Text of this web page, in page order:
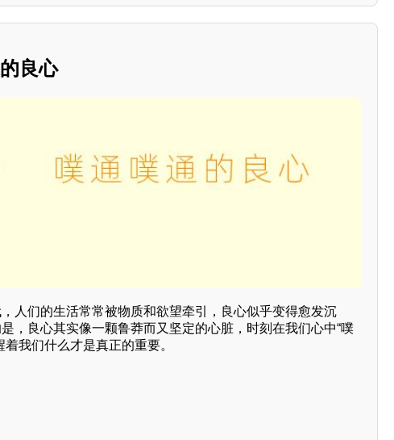
良心
人们的生活常常被物质和欲望牵引，良心似乎变得愈发沉
，良心其实像一颗鲁莽而又坚定的心脏，时刻在我们心中“噗
我们什么才是真正的重要。